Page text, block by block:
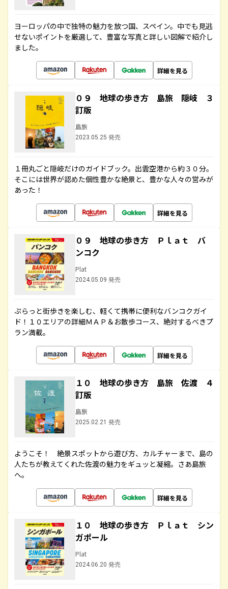
ヨーロッパの中で独特の魅力を放つ国、スペイン。中でも見逃
せないポイントを厳選して、豊富な写真と詳しい図解で紹介し
ました。
詳細を見る
０９ 地球の歩き方 島旅 隠岐 ３
訂版
島旅
2023.05.25 発売
１冊丸ごと隠岐だけのガイドブック。出雲空港から約３０分。
そこには世界が認めた個性豊かな絶景と、豊かな人々の営みが
あった！
詳細を見る
０９ 地球の歩き方 Ｐｌａｔ バ
ンコク
Plat
2024.05.09 発売
ぷらっと街歩きを楽しむ、軽くて携帯に便利なバンコクガイ
ド！１０エリアの詳細ＭＡＰ＆お散歩コース、絶対するべきプ
ラン満載。
詳細を見る
１０ 地球の歩き方 島旅 佐渡 ４
訂版
島旅
2025.02.21 発売
ようこそ！ 絶景スポットから遊び方、カルチャーまで、島の
人たちが教えてくれた佐渡の魅力をギュッと凝縮。さあ島旅
へ。
詳細を見る
１０ 地球の歩き方 Ｐｌａｔ シン
ガポール
Plat
2024.06.20 発売